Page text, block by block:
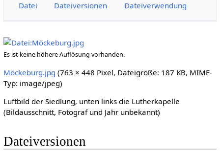
Datei Dateiversionen Dateiverwendung
Es ist keine höhere Auflösung vorhanden.
Möckeburg.jpg (763 × 448 Pixel, Dateigröße: 187 KB, MIME-
Typ: image/jpeg)
Luftbild der Siedlung, unten links die Lutherkapelle
(Bildausschnitt, Fotograf und Jahr unbekannt)
Dateiversionen